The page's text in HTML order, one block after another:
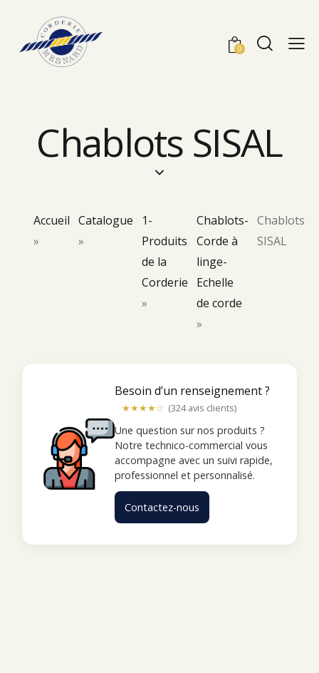
0
Chablots SISAL
Accueil
»
Catalogue
»
1-
Produits
de la
Corderie
»
Chablots-
Corde à
linge-
Echelle
de corde
»
Chablots
SISAL
Besoin d’un renseignement ?
★★★★☆ (324 avis clients)
Une question sur nos produits ?
Notre technico-commercial vous
accompagne avec un suivi rapide,
professionnel et personnalisé.
Contactez-nous